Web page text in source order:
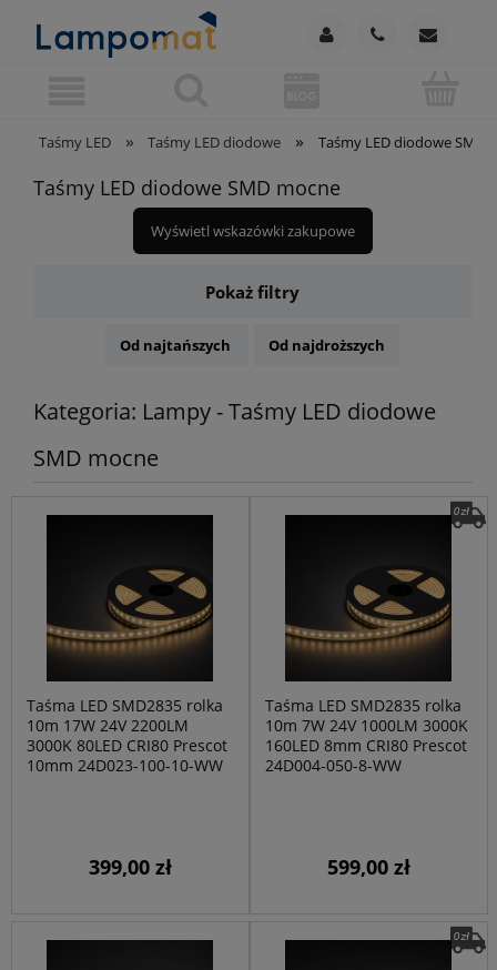
Taśmy LED » Taśmy LED diodowe » Taśmy LED diodowe SMD
Taśmy LED diodowe SMD mocne
Wyświetl wskazówki zakupowe
Pokaż filtry
Od najtańszych Od najdroższych
Kategoria: Lampy - Taśmy LED diodowe
SMD mocne
Taśma LED SMD2835 rolka
10m 17W 24V 2200LM
3000K 80LED CRI80 Prescot
10mm 24D023-100-10-WW
399,00 zł
Taśma LED SMD2835 rolka
10m 7W 24V 1000LM 3000K
160LED 8mm CRI80 Prescot
24D004-050-8-WW
599,00 zł